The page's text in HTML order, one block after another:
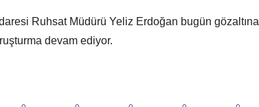
Ruhsat Müdürü Yeliz Erdoğan bugün gözaltına
devam ediyor.